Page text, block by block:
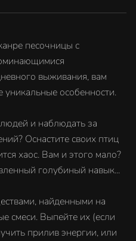
песочницы с
выживания, вам
уникальные особенности.
и наблюдать за
Оснастите своих птиц
хаос. Вам и этого мало?
голубиный навык...
найденными на
смеси. Выпейте их (если
прилив энергии, или